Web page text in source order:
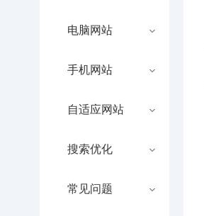
电脑网站
手机网站
自适应网站
搜索优化
常见问题